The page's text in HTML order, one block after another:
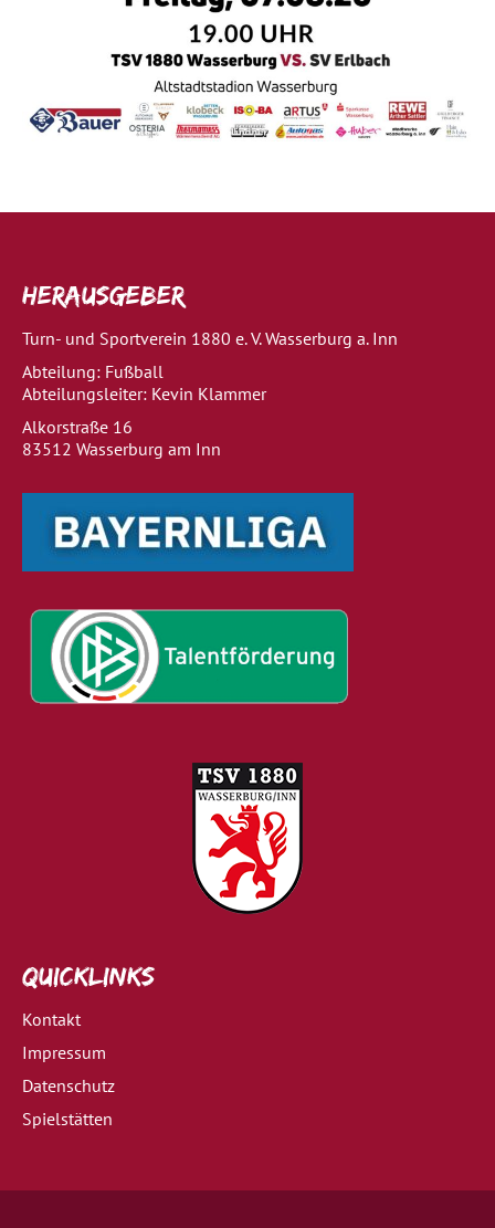
Herausgeber
Turn- und Sportverein 1880 e. V. Wasserburg a. Inn
Abteilung: Fußball
Abteilungsleiter: Kevin Klammer
Alkorstraße 16
83512 Wasserburg am Inn
Quicklinks
Kontakt
Impressum
Datenschutz
Spielstätten